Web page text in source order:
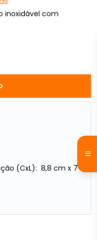
inoxidável com
(CxL): 8,8 cm x 7